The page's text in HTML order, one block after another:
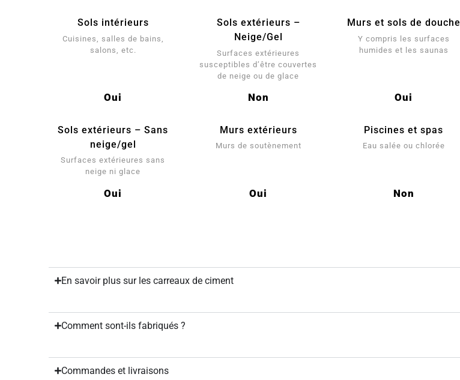
Sols intérieurs
Cuisines, salles de bains,
salons, etc.
Oui
Sols extérieurs –
Neige/Gel
Surfaces extérieures
susceptibles d’être couvertes
de neige ou de glace
Non
Murs et sols de douche
Y compris les surfaces
humides et les saunas
Oui
Sols extérieurs – Sans
neige/gel
Surfaces extérieures sans
neige ni glace
Oui
Murs extérieurs
Murs de soutènement
Oui
Piscines et spas
Eau salée ou chlorée
Non
En savoir plus sur les carreaux de ciment
Comment sont-ils fabriqués ?
Commandes et livraisons